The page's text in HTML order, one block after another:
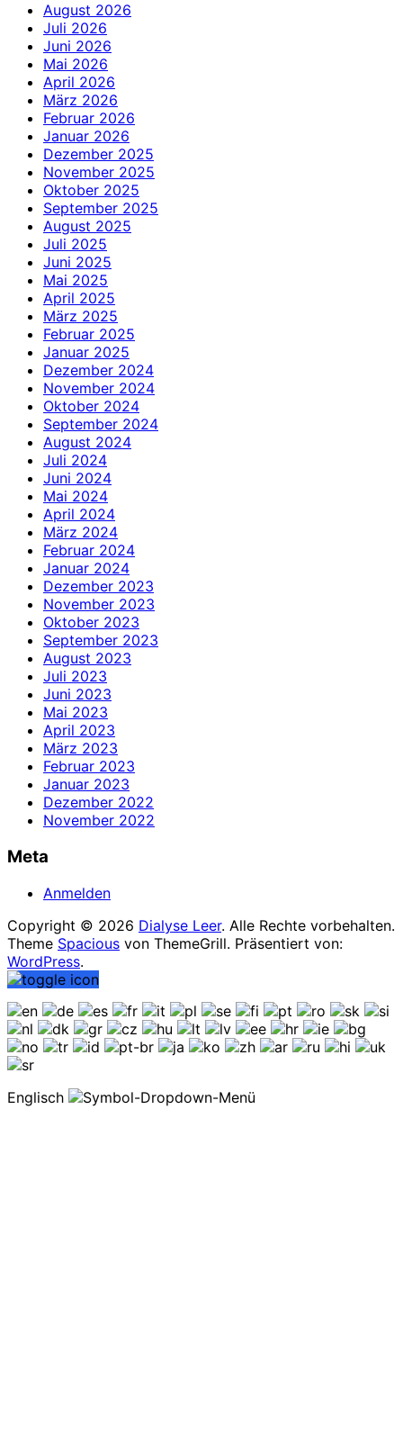
August 2026
Juli 2026
Juni 2026
Mai 2026
April 2026
März 2026
Februar 2026
Januar 2026
Dezember 2025
November 2025
Oktober 2025
September 2025
August 2025
Juli 2025
Juni 2025
Mai 2025
April 2025
März 2025
Februar 2025
Januar 2025
Dezember 2024
November 2024
Oktober 2024
September 2024
August 2024
Juli 2024
Juni 2024
Mai 2024
April 2024
März 2024
Februar 2024
Januar 2024
Dezember 2023
November 2023
Oktober 2023
September 2023
August 2023
Juli 2023
Juni 2023
Mai 2023
April 2023
März 2023
Februar 2023
Januar 2023
Dezember 2022
November 2022
Meta
Anmelden
Copyright © 2026 Dialyse Leer. Alle Rechte vorbehalten.
Theme Spacious von ThemeGrill. Präsentiert von:
WordPress.
Englisch